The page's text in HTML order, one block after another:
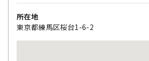
所在地
東京都練馬区桜台1-6-2